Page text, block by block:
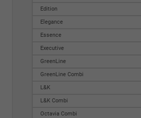
Edition
Elegance
Essence
Executive
GreenLine
GreenLine Combi
L&K
L&K Combi
Octavia Combi